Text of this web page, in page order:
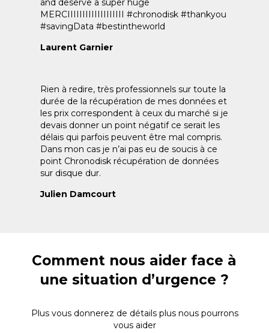
and deserve a super huge
MERCIIIIIIIIIIIIIIIIIII #chronodisk #thankyou
#savingData #bestintheworld
Laurent Garnier
Rien à redire, très professionnels sur toute la
durée de la récupération de mes données et
les prix correspondent à ceux du marché si je
devais donner un point négatif ce serait les
délais qui parfois peuvent être mal compris.
Dans mon cas je n’ai pas eu de soucis à ce
point Chronodisk récupération de données
sur disque dur.
Julien Damcourt
Comment nous aider face à
une situation d’urgence ?
Plus vous donnerez de détails plus nous pourrons
vous aider